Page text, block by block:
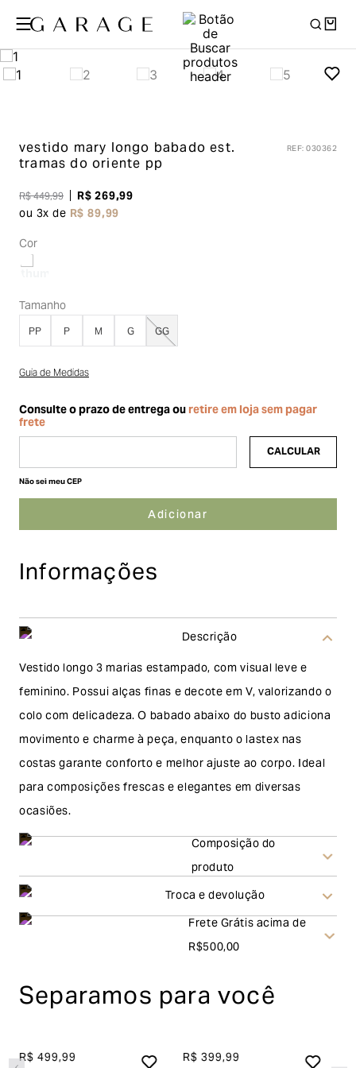
vestido mary longo babadoest.
tramas do oriente pp
REF:030362
R$449,99 R$269,99
ou 3x de R$89,99
Cor
Tamanho
PP P M G GG
Guia de Medidas
Não sei meu CEP
Informações
Descrição
Vestido longo 3 marias estampado, com visual leve e
feminino. Possui alças finas e decote em V, valorizando o
colo com delicadeza. O babado abaixo do busto adiciona
movimento e charme à peça, enquanto o lastex nas
costas garante conforto e melhor ajuste ao corpo. Ideal
para composições frescas e elegantes em diversas
ocasiões.
Composição do
produto
Troca e devolução
dias corridos, a contar do recebimento do produto. Ao
envio do produto e conferência interna por parte da
Frete Grátis acima de
R$500,00
Separamos para você